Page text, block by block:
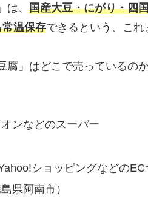
は、 国産大豆・にがり・四
温保存できるという、これ
腐」はどこで売っているの
ンなどのスーパー
ショッピングなどのEC
県阿南市）